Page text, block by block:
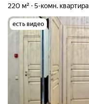
220 м² 5-комн. квартира
есть видео